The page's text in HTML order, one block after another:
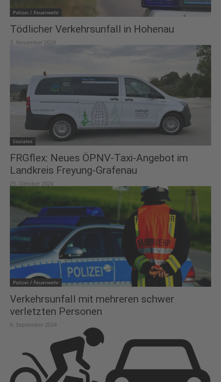
Polizei / Feuerwehr
Tödlicher Verkehrsunfall in Hohenau
3. November 2024
Soziales
FRGflex: Neues ÖPNV-Taxi-Angebot im
Landkreis Freyung-Grafenau
25. Oktober 2024
Polizei / Feuerwehr
Verkehrsunfall mit mehreren schwer
verletzten Personen
6. September 2024